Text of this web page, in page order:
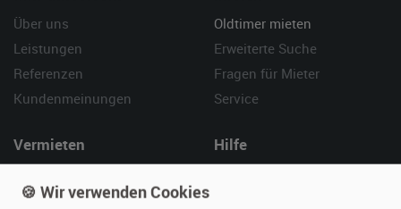
Über uns
Leistungen
Referenzen
Kundenmeinungen
Oldtimer mieten
Erweiterte Suche
Fragen für Mieter
Service
Vermieten
Fotos senden
Hilfe
🍪 Wir verwenden Cookies